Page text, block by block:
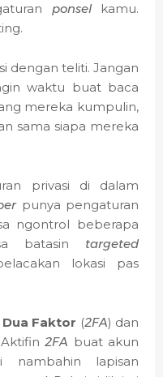
ponselkamu.
dengan teliti. Jangan
waktu buat baca
mereka kumpulin,
sama siapa mereka
privasi di dalam
punya pengaturan
ngontrol beberapa
batasin targeted
lokasi pas
Faktor (2FA) dan
Aktifin2FA buat akun
lapisan